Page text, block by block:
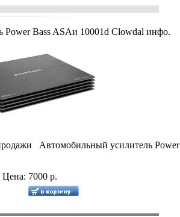
Power Bass ASAи 10001d Clowdal инфо.
Автомобильный усилитель Power
Цена: 7000 р.